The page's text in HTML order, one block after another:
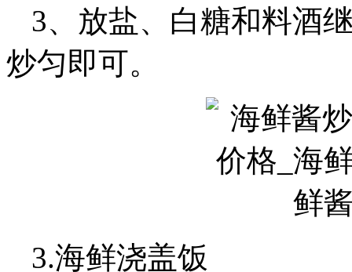
3、放盐、白糖和料酒
炒匀即可。
3.海鲜浇盖饭